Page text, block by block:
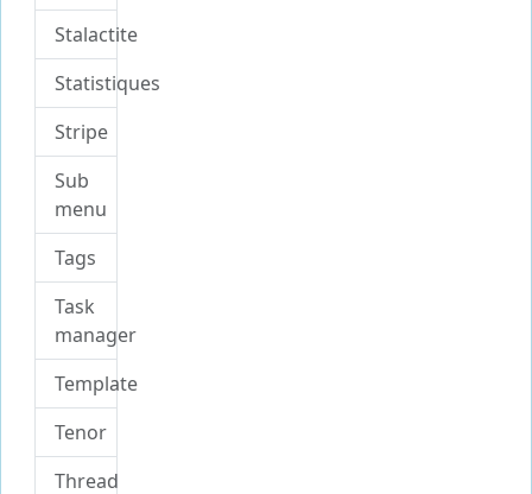
Stalactite
Statistiques
Stripe
Sub
menu
Tags
Task
manager
Template
Tenor
Thread